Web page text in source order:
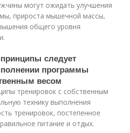
могут ожидать улучшения
прироста мышечной массы,
общего уровня
следует
программы
весом
тренировок с собственным
технику выполнения
тренировок, постепенное
питание и отдых.